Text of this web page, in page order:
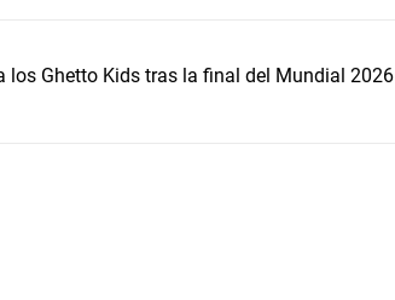
Ghetto Kids tras la final del Mundial 2026